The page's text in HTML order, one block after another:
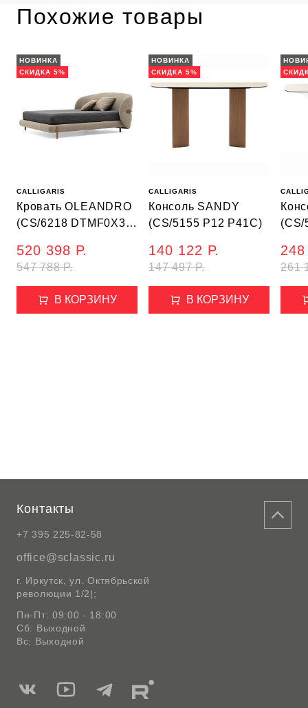
Похожие товары
НОВИНКА
СКИДКА 5%
CALLIGARIS
Кровать OLEANDRO
(CS/6218 DTMF0X3
547 788 Р.
520 398 Р.
В КОРЗИНУ
НОВИНКА
СКИДКА 5%
CALLIGARIS
Консоль SANDY
(CS/5155 P12 P41C)
147 497 Р.
140 122 Р.
В КОРЗИНУ
(CS/
261
Контакты
+7 395 225-82-58
office@sclassic.ru
г. Иркутск, ул. Октябрьской
революции 1/2|;
Пн-Пт: 09:00 - 18:00
Сб: Выходной
Вс: Выходной
Мы
Мы
Мы
Мы